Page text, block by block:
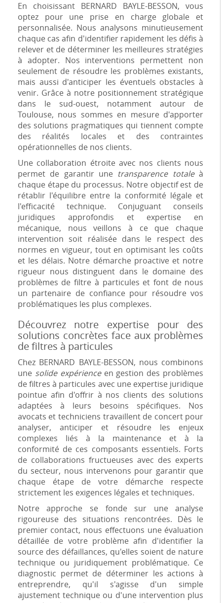
En choisissant BERNARD BAYLE-BESSON, vous
optez pour une prise en charge globale et
personnalisée. Nous analysons minutieusement
chaque cas afin d'identifier rapidement les défis à
relever et de déterminer les meilleures stratégies
à adopter. Nos interventions permettent non
seulement de résoudre les problèmes existants,
mais aussi d'anticiper les éventuels obstacles à
venir. Grâce à notre positionnement stratégique
dans le sud-ouest, notamment autour de
Toulouse, nous sommes en mesure d'apporter
des solutions pragmatiques qui tiennent compte
des réalités locales et des contraintes
opérationnelles de nos clients.
Une collaboration étroite avec nos clients nous
permet de garantir une transparence totaleà
chaque étape du processus. Notre objectif est de
rétablir l'équilibre entre la conformité légale et
l'efficacité technique. Conjuguant conseils
juridiques approfondis et expertise en
mécanique, nous veillons à ce que chaque
intervention soit réalisée dans le respect des
normes en vigueur, tout en optimisant les coûts
et les délais. Notre démarche proactive et notre
rigueur nous distinguent dans le domaine des
problèmes de filtre à particules et font de nous
un partenaire de confiance pour résoudre vos
problématiques les plus complexes.
Découvrez notre expertise pour des
solutions concrètes face aux problèmes
de filtres à particules
Chez BERNARD BAYLE-BESSON, nous combinons
une solide expérienceen gestion des problèmes
de filtres à particules avec une expertise juridique
pointue afin d'offrir à nos clients des solutions
adaptées à leurs besoins spécifiques. Nos
avocats et techniciens travaillent de concert pour
analyser, anticiper et résoudre les enjeux
complexes liés à la maintenance et à la
conformité de ces composants essentiels. Forts
de collaborations fructueuses avec des experts
du secteur, nous intervenons pour garantir que
chaque étape de votre démarche respecte
strictement les exigences légales et techniques.
Notre approche se fonde sur une analyse
rigoureuse des situations rencontrées. Dès le
premier contact, nous effectuons une évaluation
détaillée de votre problème afin d'identifier la
source des défaillances, qu'elles soient de nature
technique ou juridiquement problématique. Ce
diagnostic permet de déterminer les actions à
entreprendre, qu'il s'agisse d'un simple
ajustement technique ou d'une intervention plus